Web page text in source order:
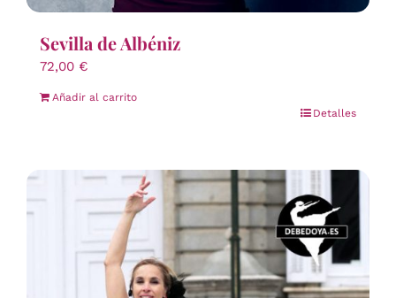
Sevilla de Albéniz
72,00 €
Añadir al carrito
Detalles